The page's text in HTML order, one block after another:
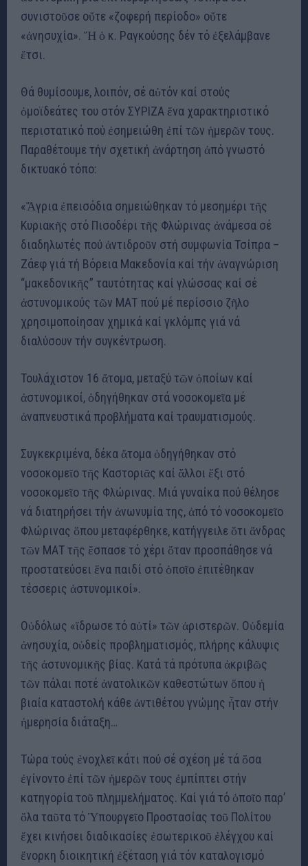
συνιστοῦσε οὔτε «ζοφερή περίοδο» οὔτε
«ἀνησυχία». Ἤ ὁ κ. Ραγκούσης δέν τό ἐξελάμβανε
ἔτσι.
Θά θυμίσουμε, λοιπόν, σέ αὐτόν καί στούς
ὁμοϊδεάτες του στόν ΣΥΡΙΖΑ ἕνα χαρακτηριστικό
περιστατικό πού ἐσημειώθη ἐπί τῶν ἡμερῶν τους.
Παραθέτουμε τήν σχετική ἀνάρτηση ἀπό γνωστό
δικτυακό τόπο:
«Ἄγρια ἐπεισόδια σημειώθηκαν τό μεσημέρι τῆς
Κυριακῆς στό Πισοδέρι τῆς Φλώρινας ἀνάμεσα σέ
διαδηλωτές πού ἀντιδροῦν στή συμφωνία Τσίπρα –
Ζάεφ γιά τή Βόρεια Μακεδονία καί τήν ἀναγνώριση
“μακεδονικῆς” ταυτότητας καί γλώσσας καί σέ
ἀστυνομικούς τῶν ΜΑΤ πού μέ περίσσιο ζῆλο
χρησιμοποίησαν χημικά καί γκλόμπς γιά νά
διαλύσουν τήν συγκέντρωση.
Τουλάχιστον 16 ἄτομα, μεταξύ τῶν ὁποίων καί
ἀστυνομικοί, ὁδηγήθηκαν στά νοσοκομεῖα μέ
ἀναπνευστικά προβλήματα καί τραυματισμούς.
Συγκεκριμένα, δέκα ἄτομα ὁδηγήθηκαν στό
νοσοκομεῖο τῆς Καστοριᾶς καί ἄλλοι ἕξι στό
νοσοκομεῖο τῆς Φλώρινας. Μιά γυναίκα πού θέλησε
νά διατηρήσει τήν ἀνωνυμία της, ἀπό τό νοσοκομεῖο
Φλώρινας ὅπου μεταφέρθηκε, κατήγγειλε ὅτι ἄνδρας
τῶν ΜΑΤ τῆς ἔσπασε τό χέρι ὅταν προσπάθησε νά
προστατεύσει ἕνα παιδί στό ὁποῖο ἐπιτέθηκαν
τέσσερις ἀστυνομικοί».
Οὐδόλως «ἵδρωσε τό αὐτί» τῶν ἀριστερῶν. Οὐδεμία
ἀνησυχία, οὐδείς προβληματισμός, πλήρης κάλυψις
τῆς ἀστυνομικῆς βίας. Κατά τά πρότυπα ἀκριβῶς
τῶν πάλαι ποτέ ἀνατολικῶν καθεστώτων ὅπου ἡ
βιαία καταστολή κάθε ἀντιθέτου γνώμης ἦταν στήν
ἡμερησία διάταξη…
Τώρα τούς ἐνοχλεῖ κάτι πού σέ σχέση μέ τά ὅσα
ἐγίνοντο ἐπί τῶν ἡμερῶν τους ἐμπίπτει στήν
κατηγορία τοῦ πλημμελήματος. Καί γιά τό ὁποῖο παρ’
ὅλα ταῦτα τό Ὑπουργεῖο Προστασίας τοῦ Πολίτου
ἔχει κινήσει διαδικασίες ἐσωτερικοῦ ἐλέγχου καί
ἔνορκη διοικητική ἐξέταση γιά τόν καταλογισμό